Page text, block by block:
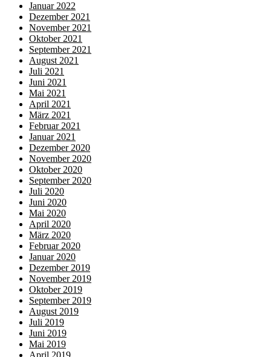
Januar 2022
Dezember 2021
November 2021
Oktober 2021
September 2021
August 2021
Juli 2021
Juni 2021
Mai 2021
April 2021
März 2021
Februar 2021
Januar 2021
Dezember 2020
November 2020
Oktober 2020
September 2020
Juli 2020
Juni 2020
Mai 2020
April 2020
März 2020
Februar 2020
Januar 2020
Dezember 2019
November 2019
Oktober 2019
September 2019
August 2019
Juli 2019
Juni 2019
Mai 2019
April 2019